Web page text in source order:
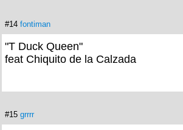
#14 fontiman
"T Duck Queen"
feat Chiquito de la Calzada
#15 grrrr